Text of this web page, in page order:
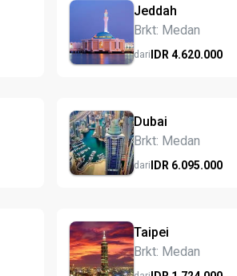
Jeddah
Brkt: Medan
dari IDR 4.620.000
Dubai
Brkt: Medan
dari IDR 6.095.000
Taipei
Brkt: Medan